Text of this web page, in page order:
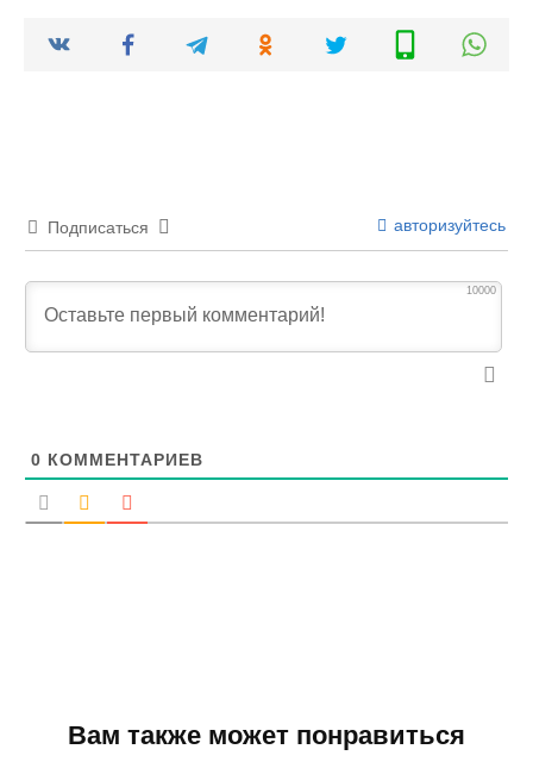
Подписаться авторизуйтесь
10000
0 КОММЕНТАРИЕВ
Вам также может понравиться